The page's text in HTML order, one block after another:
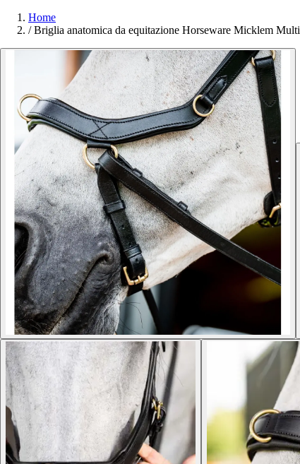
Home
/ Briglia anatomica da equitazione Horseware Micklem Multi